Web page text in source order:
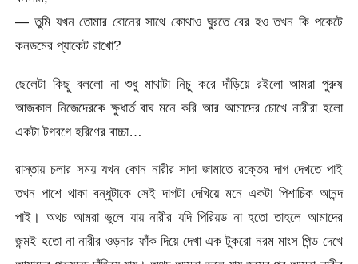
— তুমি যখন তোমার বোনের সাথে কোথাও ঘুরতে বের হও তখন কি পকেটে
কনডমের প্যাকেট রাখো?
ছেলেটা কিছু বললো না শুধু মাথাটা নিচু করে দাঁড়িয়ে রইলো আমরা পুরুষ
আজকাল নিজেদেরকে ক্ষুধার্ত বাঘ মনে করি আর আমাদের চোখে নারীরা হলো
একটা টগবগে হরিণের বাচ্চা…
রাস্তায় চলার সময় যখন কোন নারীর সাদা জামাতে রক্তের দাগ দেখতে পাই
তখন পাশে থাকা বন্ধুটাকে সেই দাগটা দেখিয়ে মনে একটা পিশাচিক আনন্দ
পাই। অথচ আমরা ভুলে যায় নারীর যদি পিরিয়ড না হতো তাহলে আমাদের
জন্মই হতো না নারীর ওড়নার ফাঁক দিয়ে দেখা এক টুকরো নরম মাংস পিন্ড দেখে